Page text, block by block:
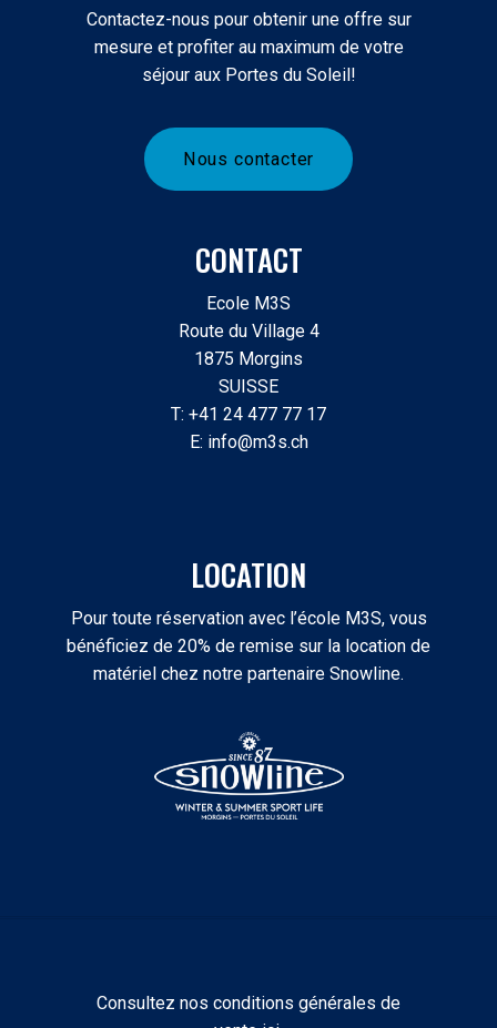
Contactez-nous pour obtenir une offre sur
mesure et profiter au maximum de votre
séjour aux Portes du Soleil!
N ous contacter
CONTACT
Ecole M3S
Route du Village 4
1875 Morgins
SUISSE
T: +41 24 477 77 17
E: info@m3s.ch
LOCATION
Pour toute réservation avec l’école M3S, vous
bénéficiez de 20% de remise sur la location de
matériel chez notre partenaire Snowline.
Consultez nos conditions générales de